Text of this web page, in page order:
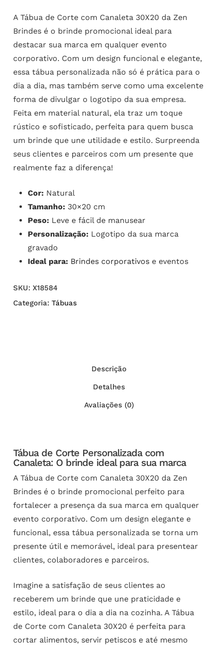
A Tábua de Corte com Canaleta 30X20 da Zen
Brindes é o brinde promocional ideal para
destacar sua marca em qualquer evento
corporativo. Com um design funcional e elegante,
essa tábua personalizada não só é prática para o
dia a dia, mas também serve como uma excelente
forma de divulgar o logotipo da sua empresa.
Feita em material natural, ela traz um toque
rústico e sofisticado, perfeita para quem busca
um brinde que une utilidade e estilo. Surpreenda
seus clientes e parceiros com um presente que
realmente faz a diferença!
Cor: Natural
Tamanho: 30×20 cm
Peso: Leve e fácil de manusear
Personalização: Logotipo da sua marca
gravado
Ideal para: Brindes corporativose eventos
SKU: X18584
Categoria: Tábuas
Descrição
Detalhes
Avaliações (0)
Tábua de Corte Personalizada com
Canaleta: O brinde ideal para sua marca
A Tábua de Corte com Canaleta 30X20 da Zen
Brindes é o brinde promocional perfeito para
fortalecer a presença da sua marca em qualquer
evento corporativo. Com um design elegante e
funcional, essa tábua personalizada se torna um
presente útil e memorável, ideal para presentear
clientes, colaboradores e parceiros.
Imagine a satisfação de seus clientes ao
receberem um brinde que une praticidade e
estilo, ideal para o dia a dia na cozinha. A Tábua
de Corte com Canaleta 30X20 é perfeita para
cortar alimentos, servir petiscos e até mesmo